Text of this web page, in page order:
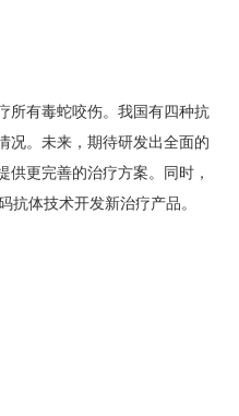
有毒蛇咬伤。我国有四种抗
况。未来，期待研发出全面的
供更完善的治疗方案。同时，
抗体技术开发新治疗产品。